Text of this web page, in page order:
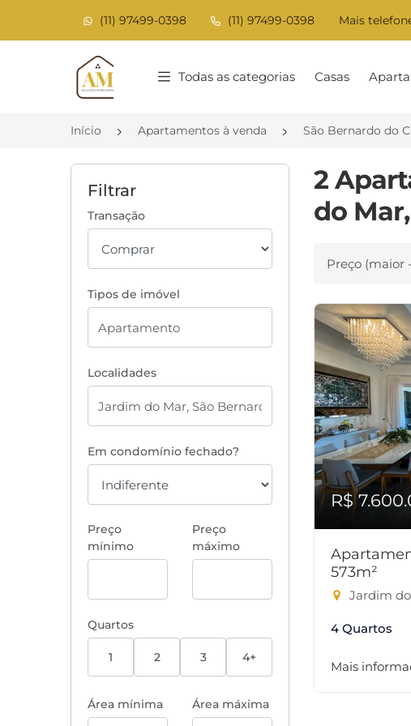
(11) 97499-0398 (11) 97499-0398 Mais
Página inicial
Todas as categorias Casas
Início Apartamentos à venda São Bernardo do
Filtrar
Transação
Tipos de imóvel
Localidades
Em condomínio fechado?
Preço
mínimo
Preço
máximo
Quartos
1 2 3 4+
Área mínima Área máxima
2
do
Ordenar por
R$
573m²
Jardim
4 Quartos
Mais